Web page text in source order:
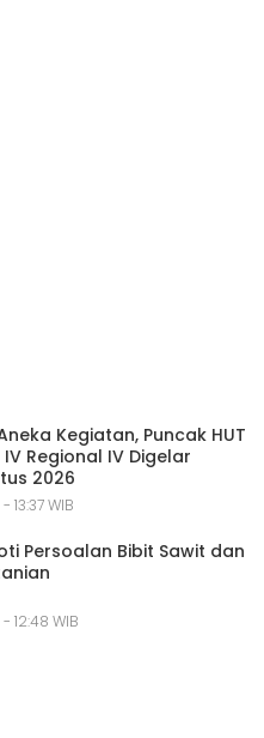
Kegiatan, Puncak HUT
IV Regional IV Digelar
2026
13:37 WIB
Persoalan Bibit Sawit dan
12:48 WIB